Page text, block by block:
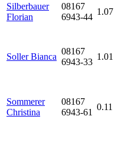
Silberbauer
Florian
08167
6943-44
1.07
Soller Bianca
08167
6943-33
1.01
Sommerer
Christina
08167
6943-61
0.11